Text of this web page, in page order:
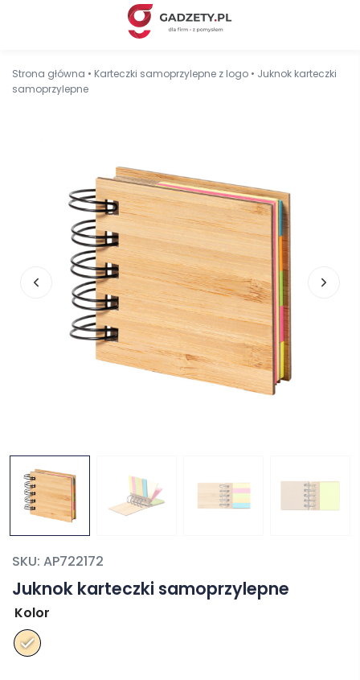
Strona główna • Karteczki samoprzylepne z logo • Juknok karteczki
samoprzylepne
Juknok karteczki samoprzylepne
SKU: AP722172
Kolor